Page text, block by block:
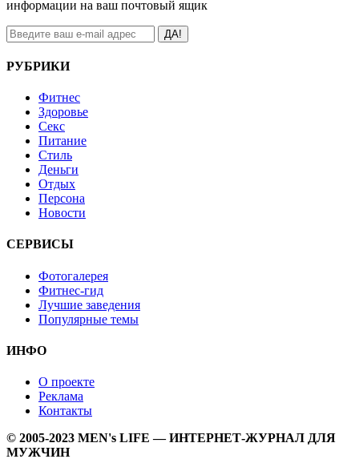
информации на ваш почтовый ящик
ДА!
РУБРИКИ
Фитнес
Здоровье
Секс
Питание
Стиль
Деньги
Отдых
Персона
Новости
СЕРВИСЫ
Фотогалерея
Фитнес-гид
Лучшие заведения
Популярные темы
ИНФО
О проекте
Реклама
Контакты
© 2005-2023 MEN's LIFE — ИНТЕРНЕТ-ЖУРНАЛ ДЛЯ
МУЖЧИН